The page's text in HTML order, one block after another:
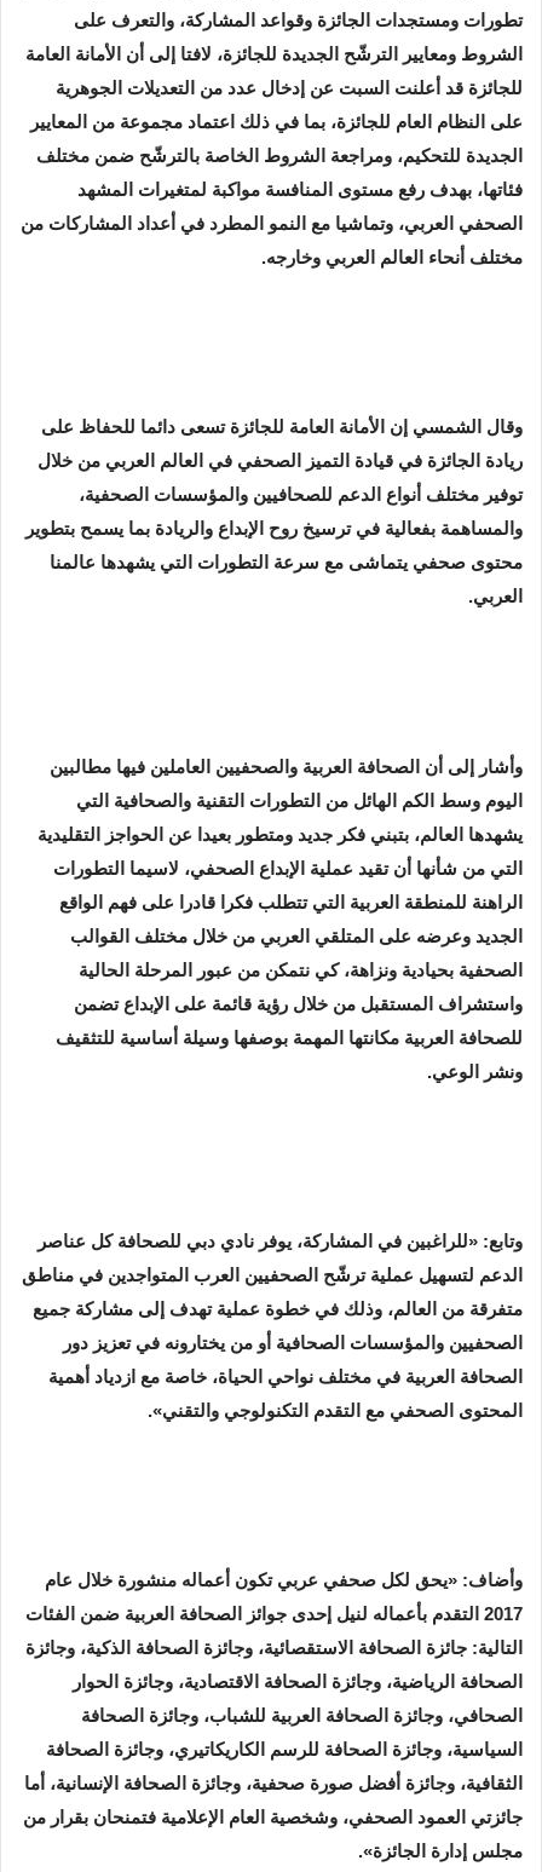
تطورات ومستجدات الجائزة وقواعد المشاركة، والتعرف على
الشروط ومعايير الترشّح الجديدة للجائزة، لافتا إلى أن الأمانة العامة
للجائزة قد أعلنت السبت عن إدخال عدد من التعديلات الجوهرية
على النظام العام للجائزة، بما في ذلك اعتماد مجموعة من المعايير
الجديدة للتحكيم، ومراجعة الشروط الخاصة بالترشّح ضمن مختلف
فئاتها، بهدف رفع مستوى المنافسة مواكبة لمتغيرات المشهد
الصحفي العربي، وتماشيا مع النمو المطرد في أعداد المشاركات من
مختلف أنحاء العالم العربي وخارجه.
وقال الشمسي إن الأمانة العامة للجائزة تسعى دائما للحفاظ على
ريادة الجائزة في قيادة التميز الصحفي في العالم العربي من خلال
توفير مختلف أنواع الدعم للصحافيين والمؤسسات الصحفية،
والمساهمة بفعالية في ترسيخ روح الإبداع والريادة بما يسمح بتطوير
محتوى صحفي يتماشى مع سرعة التطورات التي يشهدها عالمنا
العربي.
وأشار إلى أن الصحافة العربية والصحفيين العاملين فيها مطالبين
اليوم وسط الكم الهائل من التطورات التقنية والصحافية التي
يشهدها العالم، بتبني فكر جديد ومتطور بعيدا عن الحواجز التقليدية
التي من شأنها أن تقيد عملية الإبداع الصحفي، لاسيما التطورات
الراهنة للمنطقة العربية التي تتطلب فكرا قادرا على فهم الواقع
الجديد وعرضه على المتلقي العربي من خلال مختلف القوالب
الصحفية بحيادية ونزاهة، كي نتمكن من عبور المرحلة الحالية
واستشراف المستقبل من خلال رؤية قائمة على الإبداع تضمن
للصحافة العربية مكانتها المهمة بوصفها وسيلة أساسية للتثقيف
ونشر الوعي.
وتابع: «للراغبين في المشاركة، يوفر نادي دبي للصحافة كل عناصر
الدعم لتسهيل عملية ترشّح الصحفيين العرب المتواجدين في مناطق
متفرقة من العالم، وذلك في خطوة عملية تهدف إلى مشاركة جميع
الصحفيين والمؤسسات الصحافية أو من يختارونه في تعزيز دور
الصحافة العربية في مختلف نواحي الحياة، خاصة مع ازدياد أهمية
المحتوى الصحفي مع التقدم التكنولوجي والتقني».
وأضاف: «يحق لكل صحفي عربي تكون أعماله منشورة خلال عام
2017 التقدم بأعماله لنيل إحدى جوائز الصحافة العربية ضمن الفئات
التالية: جائزة الصحافة الاستقصائية، وجائزة الصحافة الذكية، وجائزة
الصحافة الرياضية، وجائزة الصحافة الاقتصادية، وجائزة الحوار
الصحافي، وجائزة الصحافة العربية للشباب، وجائزة الصحافة
السياسية، وجائزة الصحافة للرسم الكاريكاتيري، وجائزة الصحافة
الثقافية، وجائزة أفضل صورة صحفية، وجائزة الصحافة الإنسانية، أما
جائزتي العمود الصحفي، وشخصية العام الإعلامية فتمنحان بقرار من
مجلس إدارة الجائزة».